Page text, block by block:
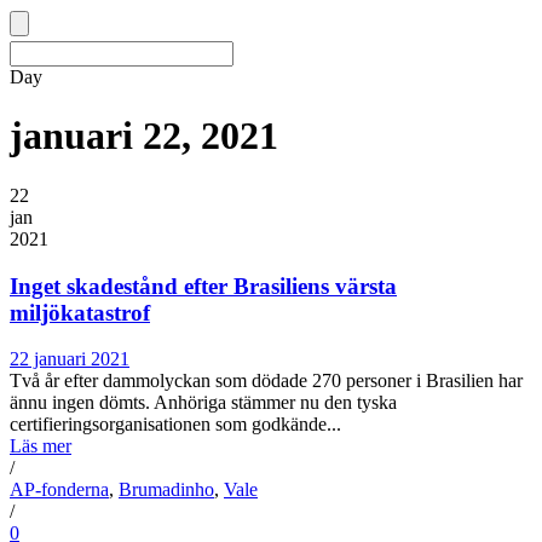
Day
januari 22, 2021
22
jan
2021
Inget skadestånd efter Brasiliens värsta
miljökatastrof
22 januari 2021
Två år efter dammolyckan som dödade 270 personer i Brasilien har
ännu ingen dömts. Anhöriga stämmer nu den tyska
certifieringsorganisationen som godkände...
Läs mer
/
AP-fonderna, Brumadinho, Vale
/
0